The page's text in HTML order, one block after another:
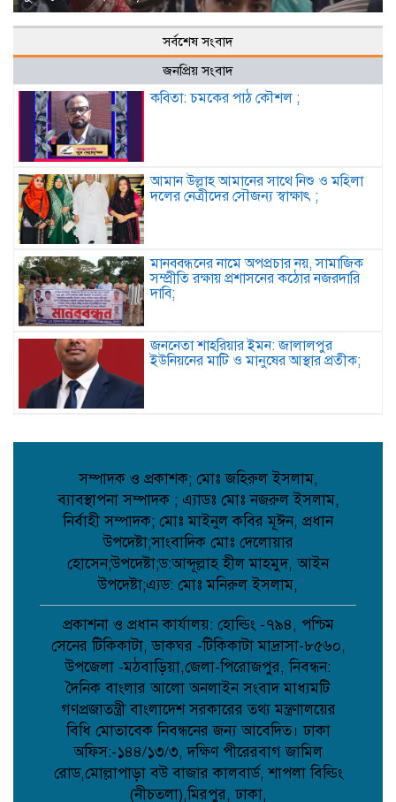
সর্বশেষ সংবাদ
জনপ্রিয় সংবাদ
কবিতা: চমকের পাঠ কৌশল ;
আমান উল্লাহ আমানের সাথে নিশু ও মহিলা
দলের নেত্রীদের সৌজন্য স্বাক্ষাৎ ;
মানববন্ধনের নামে অপপ্রচার নয়, সামাজিক
সম্প্রীতি রক্ষায় প্রশাসনের কঠোর নজরদারি
দাবি;
জননেতা শাহরিয়ার ইমন: জালালপুর
ইউনিয়নের মাটি ও মানুষের আস্থার প্রতীক;
বাগেরহাটে মারধর ও হত্যাচেষ্টার অভিযোগে
আদালতে মামলা, ৫ জন আসামি;
টানা বৃষ্টিতে আত্রাইয়ে বেড়েছে সবজির দাম,
ভোগান্তিতে সাধারণ মানুষ;
কুমিল্লায় সোহান হত্যা মামলায় বৃদ্ধের
যাবজ্জীবন, ছেলে খালাস;
পিরোজপুরে মাদকবিরোধী অভিযানে গাঁজাসহ
আটক ১, ৪ মাসের কারাদণ্ড;
সম্পাদক ও প্রকাশক; মোঃ জহিরুল ইসলাম,
ব্যাবস্থাপনা সম্পাদক ; এ্যাডঃ মোঃ নজরুল ইসলাম,
নির্বাহী সম্পাদক; মোঃ মাইনুল কবির মূঈন, প্রধান
উপদেষ্টা;সাংবাদিক মোঃ দেলোয়ার
হোসেন;উপদেষ্টা;ড:আব্দূল্লাহ হীল মাহমুদ, আইন
উপদেষ্টা;এ্যড: মোঃ মনিরুল ইসলাম,
প্রকাশনা ও প্রধান কার্যালয়: হোল্ডিং -৭৯৪, পশ্চিম
সেনের টিকিকাটা, ডাকঘর -টিকিকাটা মাদ্রাসা-৮৫৬০,
উপজেলা -মঠবাড়িয়া,জেলা-পিরোজপুর, নিবন্ধন:
দৈনিক বাংলার আলো অনলাইন সংবাদ মাধ্যমটি
গণপ্রজাতন্ত্রী বাংলাদেশ সরকারের তথ্য মন্ত্রণালয়ের
বিধি মোতাবেক নিবন্ধনের জন্য আবেদিত। ঢাকা
অফিস:-১৪৪/১৩/৩, দক্ষিণ পীরেরবাগ জামিল
রোড,মোল্লাপাড়া বউ বাজার কালবার্ড, শাপলা বিল্ডিং
(নীচতলা),মিরপুর, ঢাকা,